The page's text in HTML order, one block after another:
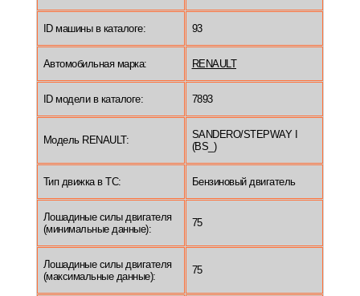
ID машины в каталоге: 93
Автомобильная марка: RENAULT
ID модели в каталоге: 7893
Модель RENAULT:
SANDERO/STEPWAY I
(BS_)
Тип движка в ТС: Бензиновый двигатель
Лошадиные силы двигателя
(минимальные данные):
75
Лошадиные силы двигателя
(максимальные данные):
75